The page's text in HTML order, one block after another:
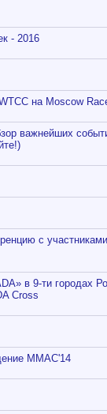
- 2016
на Moscow
важнейших
с участниками
в 9-ти городах
Cross
ММАС'14